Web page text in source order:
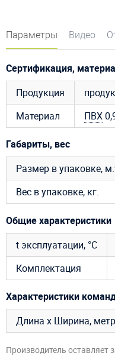
Параметры Видео
Сертификация,
Продукция
Материал
ПВХ
Габариты, вес
Размер в упаковке, м.
Вес в упаковке, кг.
Общие характеристики
t эксплуатации, °C
Комплектация
Характеристики
Длина х Ширина,
Производитель оставляет